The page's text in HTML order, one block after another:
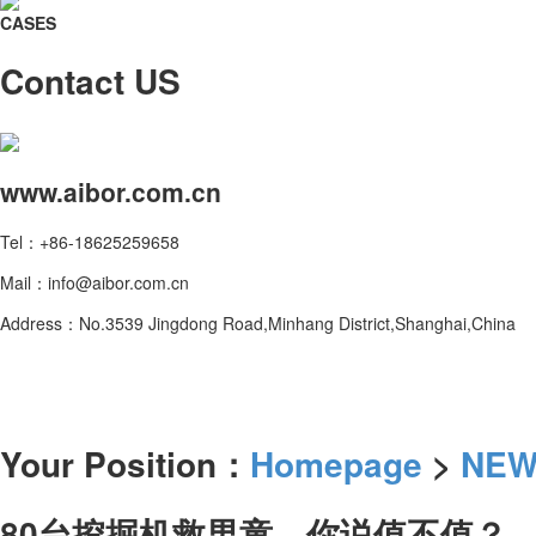
CASES
Contact US
www.aibor.com.cn
Tel：+86-18625259658
Mail：info@aibor.com.cn
Address：No.3539 Jingdong Road,Minhang District,Shanghai,China
Your Position： Homepage >